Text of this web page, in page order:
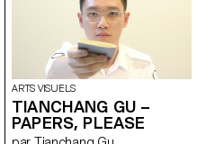
dimensions, sont soumises
aux lois centrifuges et se
retrouvent à échanger entre
elles pour créer des narratifs
fortuits, comme si la ronde
continue dont elles faisaient
partie s’était brus- quement
arrêtée. L’espace d’exposition
devient le lieu d’un évènement
ARTS VISUELS
TIANCHANG GU –
PAPERS, PLEASE